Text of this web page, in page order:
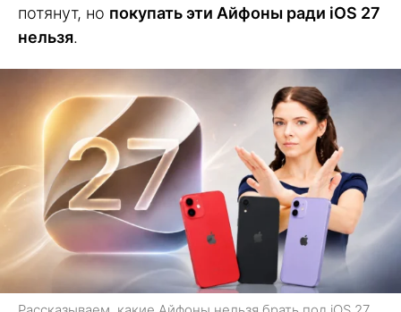
потянут, но покупать эти Айфоны ради iOS 27
нельзя.